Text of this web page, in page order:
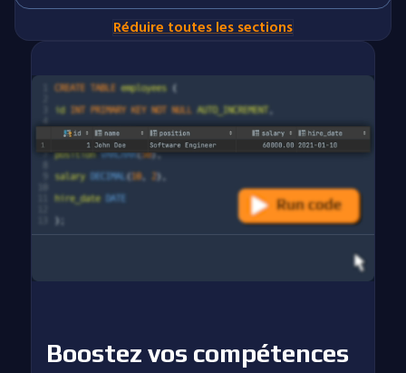
Réduire toutes les sections
Boostez vos compétences